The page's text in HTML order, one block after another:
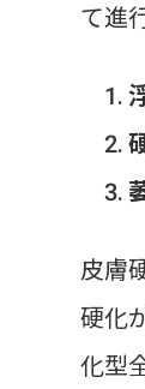
て進
皮膚
硬化
化型